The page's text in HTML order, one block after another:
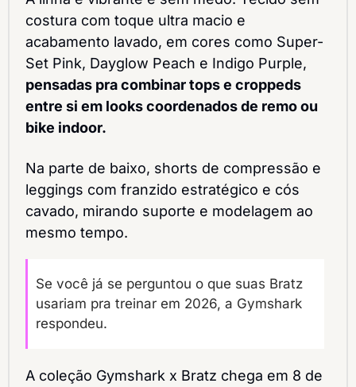
costura com toque ultra macio e
acabamento lavado, em cores como Super-
pensadas pra combinar tops e croppeds
entre si em looks coordenados de remo ou
bike indoor.
Na parte de baixo, shorts de compressão e
leggings com franzido estratégico e cós
cavado, mirando suporte e modelagem ao
mesmo tempo.
Se você já se perguntou o que suas Bratz
usariam pra treinar em 2026, a Gymshark
respondeu.
A coleção Gymshark x Bratz chega em 8 de